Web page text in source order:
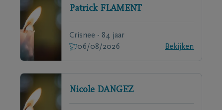
Patrick FLAMENT
Crisnee - 84 jaar
06/08/2026
Bekijken
Nicole DANGEZ